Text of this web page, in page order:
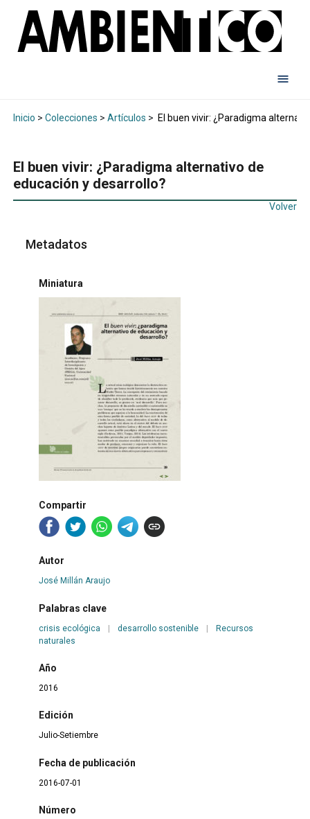
Inicio > Colecciones > Artículos > El buen vivir: ¿Paradigma
El buen vivir: ¿Paradigma alternativo de
educación y desarrollo?
Volver
Metadatos
Miniatura
Compartir
Autor
José Millán Araujo
Palabras clave
crisis ecológica | desarrollo sostenible |
Recursos
naturales
Año
2016
Edición
Julio-Setiembre
Fecha de publicación
2016-07-01
Número